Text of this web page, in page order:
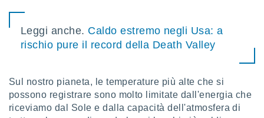
facendo
cookie
sito
Leggi anche. Caldo estremo negli Usa: a
rischio pure il record della Death Valley
Sul nostro pianeta, le temperature più alte che si
possono registrare sono molto limitate dall'energia che
riceviamo dal Sole e dalla capacità dell'atmosfera di